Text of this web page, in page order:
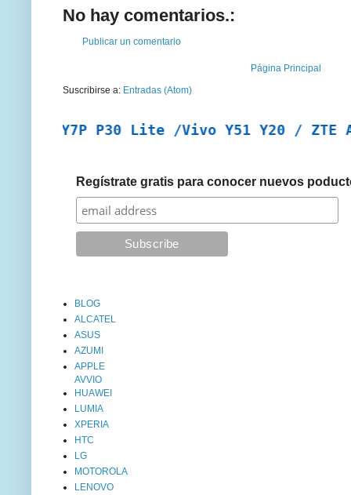
No hay comentarios.:
Publicar un comentario
Página Principal
Suscribirse a: Entradas (Atom)
P30 Lite /Vivo Y51 Y20 / ZTE A7
Regístrate gratis para conocer nuevos
BLOG
ALCATEL
ASUS
AZUMI
APPLE
AVVIO
HUAWEI
LUMIA
XPERIA
HTC
LG
MOTOROLA
LENOVO